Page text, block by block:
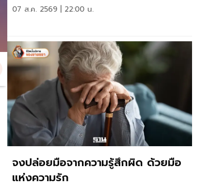
07 ส.ค. 2569 | 22:00 น.
จงปล่อยมือจากความรู้สึกผิด ด้วยมือ
แห่งความรัก